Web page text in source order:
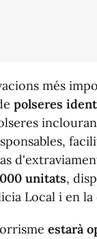
més
polseres
unitats,
Local i en
estarà